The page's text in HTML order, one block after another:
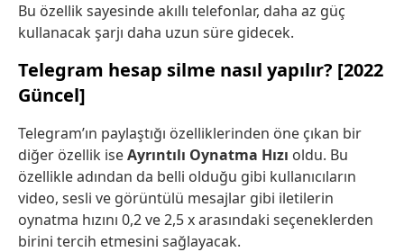
Bu özellik sayesinde akıllı telefonlar, daha az güç
kullanacak şarjı daha uzun süre gidecek.
Telegram hesap silme nasıl yapılır? [2022
Güncel]
Telegram’ın paylaştığı özelliklerinden öne çıkan bir
diğer özellik iseAyrıntılı Oynatma Hızı oldu. Bu
özellikle adından da belli olduğu gibi kullanıcıların
video, sesli ve görüntülü mesajlar gibi iletilerin
oynatma hızını 0,2 ve 2,5 x arasındaki seçeneklerden
birini tercih etmesini sağlayacak.